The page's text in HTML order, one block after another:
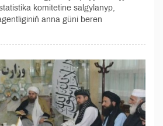
komitetine salgylanyp,
anna güni beren